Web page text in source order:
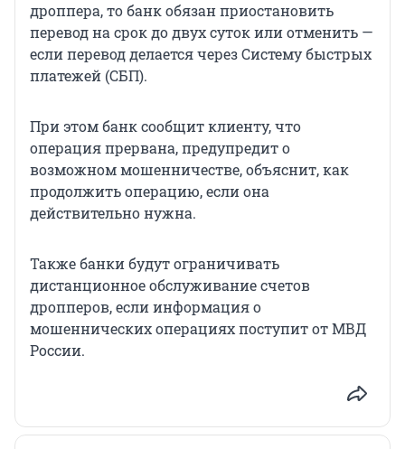
дроппера, то банк обязан приостановить
перевод на срок до двух суток или отменить —
если перевод делается через Систему быстрых
платежей (СБП).
При этом банк сообщит клиенту, что
операция прервана, предупредит о
возможном мошенничестве, объяснит, как
продолжить операцию, если она
действительно нужна.
Также банки будут ограничивать
дистанционное обслуживание счетов
дропперов, если информация о
мошеннических операциях поступит от МВД
России.